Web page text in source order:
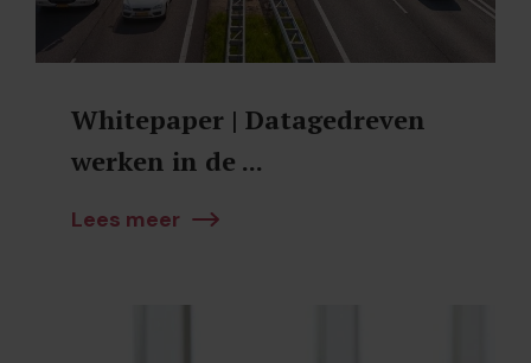
Whitepaper | Datagedreven
werken in de ...
Lees meer